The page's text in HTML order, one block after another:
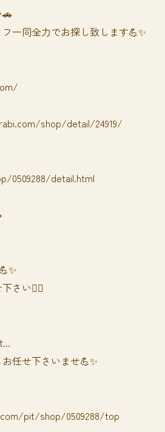
一同全力でお探し致します💪✨
shop/detail/24919/
0509288/detail.html
さい🙆‍♀️
任せ下さいませ💪✨
pit/shop/0509288/top